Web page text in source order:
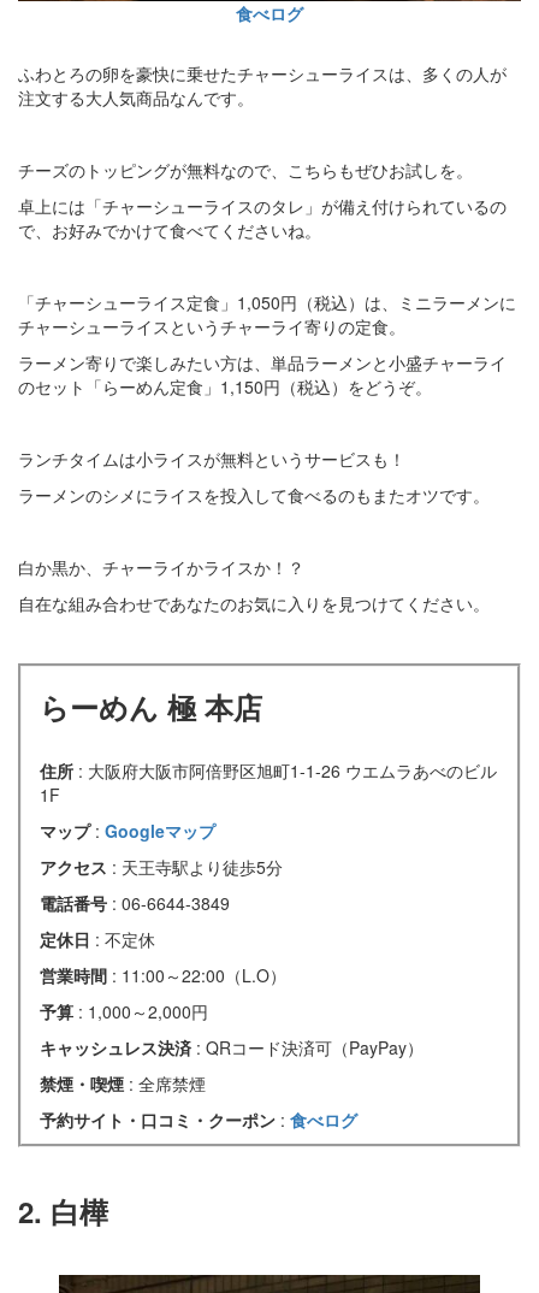
食べログ
ふわとろの卵を豪快に乗せたチャーシューライスは、多くの人が
注文する大人気商品なんです。
チーズのトッピングが無料なので、こちらもぜひお試しを。
卓上には「チャーシューライスのタレ」が備え付けられているの
で、お好みでかけて食べてくださいね。
「チャーシューライス定食」1,050円（税込）は、ミニラーメンに
チャーシューライスというチャーライ寄りの定食。
ラーメン寄りで楽しみたい方は、単品ラーメンと小盛チャーライ
のセット「らーめん定食」1,150円（税込）をどうぞ。
ランチタイムは小ライスが無料というサービスも！
ラーメンのシメにライスを投入して食べるのもまたオツです。
白か黒か、チャーライかライスか！？
自在な組み合わせであなたのお気に入りを見つけてください。
らーめん 極 本店
住所 : 大阪府大阪市阿倍野区旭町1-1-26 ウエムラあべのビル
1F
マップ : Googleマップ
アクセス : 天王寺駅より徒歩5分
電話番号 : 06-6644-3849
定休日 : 不定休
営業時間 : 11:00～22:00（L.O）
予算 : 1,000～2,000円
キャッシュレス決済 : QRコード決済可（PayPay）
禁煙・喫煙 : 全席禁煙
予約サイト・口コミ・クーポン : 食べログ
2. 白樺